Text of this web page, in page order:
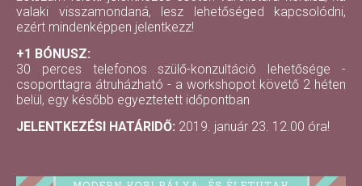
valaki visszamondaná, lesz lehetőséged kapcsolódni,
ezért mindenképpen jelentkezz!
+1 BÓNUSZ:
30 perces telefonos szülő-konzultáció lehetősége -
csoporttagra átruházható - a workshopot követő 2 héten
belül, egy később egyeztetett időpontban
JELENTKEZÉSI HATÁRIDŐ: 2019. január 23. 12.00 óra!